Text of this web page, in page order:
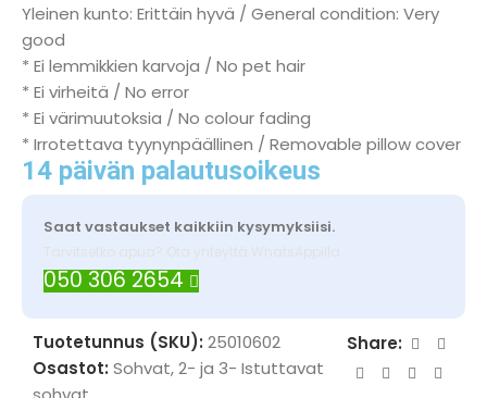
Yleinen kunto: Erittäin hyvä / General condition: Very
good
* Ei lemmikkien karvoja / No pet hair
* Ei virheitä / No error
* Ei värimuutoksia / No colour fading
* Irrotettava tyynynpäällinen / Removable pillow cover
14 päivän palautusoikeus
Saat vastaukset kaikkiin kysymyksiisi.
Tarvitsetko apua? Ota yhteyttä WhatsAppilla
050 306 2654
Tuotetunnus (SKU): 25010602
Osastot: Sohvat,2- ja 3- Istuttavat
Share: